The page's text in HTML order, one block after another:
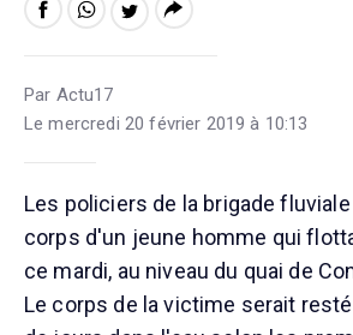
Par Actu17
Le mercredi 20 février 2019 à 10:13
Les policiers de la brigade
corps d'un jeune homme qui
ce mardi, au niveau du quai de
Le corps de la victime serait